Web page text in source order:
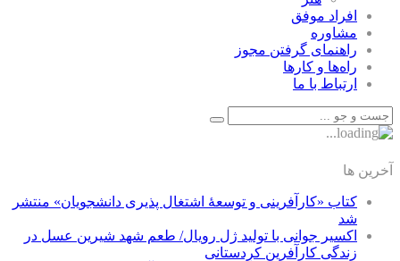
افراد موفق
مشاوره
راهنمای گرفتن مجوز
راه‌ها و كارها
ارتباط با ما
آخرین ها
کتاب «کارآفرینی و توسعۀ اشتغال پذیری دانشجویان» منتشر
شد
اکسیر جوانی با تولید ژل رویال/ طعم شهد شیرین عسل‌ در
زندگی کارآفرین کردستانی